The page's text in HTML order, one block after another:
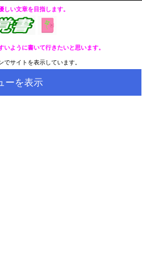
しい文章を目指します。
ように書いて行きたいと思います。
でサイトを表示しています。
ーを表示